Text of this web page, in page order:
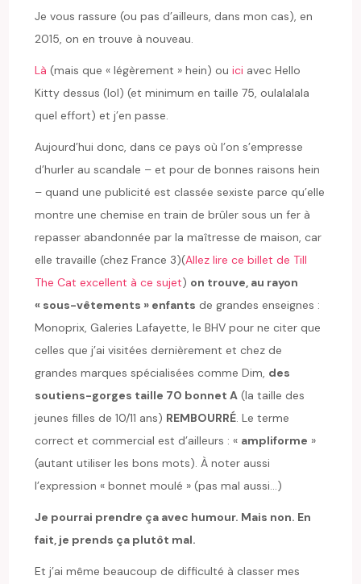
Je vous rassure (ou pas d’ailleurs, dans mon cas), en
2015, on en trouve à nouveau.
Là (mais que « légèrement » hein) ouici avec Hello
Kitty dessus (lol) (et minimum en taille 75, oulalalala
quel effort) et j’en passe.
Aujourd’hui donc, dans ce pays où l’on s’empresse
d’hurler au scandale – et pour de bonnes raisons hein
– quand une publicité est classée sexiste parce qu’elle
montre une chemise en train de brûler sous un fer à
repasser abandonnée par la maîtresse de maison, car
elle travaille (chez France 3)(Allez lire ce billet de Till
The Cat excellent à ce sujet) on trouve, au rayon
« sous-vêtements » enfants de grandes enseignes :
Monoprix, Galeries Lafayette, le BHV pour ne citer que
celles que j’ai visitées dernièrement et chez de
grandes marques spécialisées comme Dim, des
soutiens-gorges taille 70 bonnet A (la taille des
jeunes filles de 10/11 ans) REMBOURRÉ. Le terme
correct et commercial est d’ailleurs : « ampliforme »
(autant utiliser les bons mots). À noter aussi
l’expression « bonnet moulé » (pas mal aussi…)
Je pourrai prendre ça avec humour. Mais non. En
fait, je prends ça plutôt mal.
Et j’ai même beaucoup de difficulté à classer mes